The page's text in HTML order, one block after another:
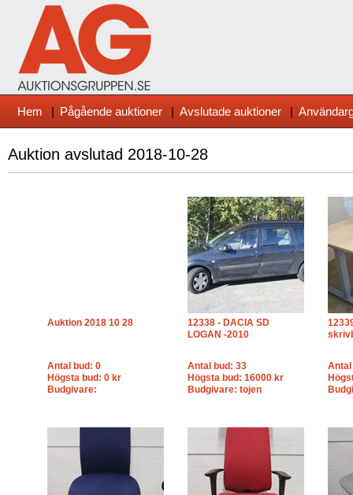
Hem | Pågående auktioner | Avslutade auktioner |
Auktion avslutad 2018-10-28
Auktion 2018 10 28
Antal bud: 0
Högsta bud: 0 kr
Budgivare:
12338 - DACIA SD
LOGAN -2010
Antal bud: 33
Högsta bud: 16000 kr
Budgivare: tojen
Antal